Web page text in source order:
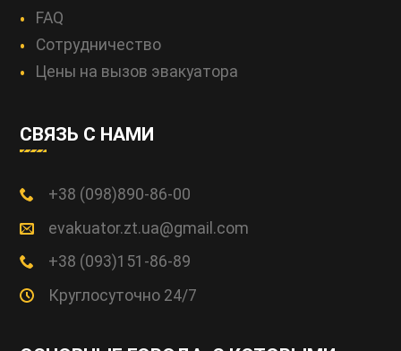
FAQ
Сотрудничество
Цены на вызов эвакуатора
СВЯЗЬ С НАМИ
+38 (098)890-86-00
evakuator.zt.ua@gmail.com
+38 (093)151-86-89
Круглосуточно 24/7